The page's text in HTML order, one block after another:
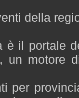
della
è il portale
un motore
per